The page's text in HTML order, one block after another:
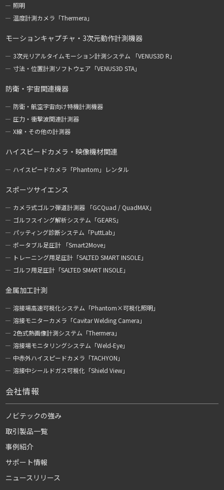
照明
温度計測カメラ「Thermera」
モーションキャプチャ・3次元動作計測機器
3次元リアルタイムモーション計測システム 「VENUS3D R」
寸法・位置計測ソフトウェア「VENUS3D STA」
防衛・宇宙関連機器
防衛・航空宇宙向け特機計測機器
圧力・衝撃波関連計測器
X線・その他の計測器
ハイスピードカメラ・映像機材関連
ハイスピードカメラ「Phantom」レンタル
スポーツサイエンス
カメラ式ゴルフ弾道計測器 「GCQuad / QuadMAX」
ゴルフスイング解析システム「GEARS」
パッティング診断システム「PuttLab」
ポータブル足圧計 「Smart2Move」
トレーニング用足圧計「SALTED SMART INSOLE」
ゴルフ用足圧計「SALTED SMART INSOLE」
金属加工計測
溶接場高速可視化システム「Phantom×可視化照明」
溶接モニターカメラ「Cavitar Welding Camera」
2色式熱画像計測システム「Thermera」
溶接場モニタリングシステム「Weld-Eye」
中赤外ハイスピードカメラ「TACHYON」
溶接中シールドガス可視化「Shield View」
会社情報
ノビテックの強み
取引製品一覧
事例紹介
サポート情報
ニュースリリース